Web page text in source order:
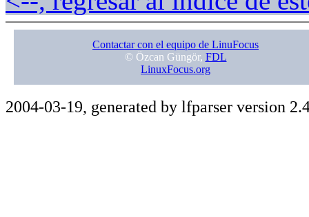
Contactar con el equipo de LinuFocus
© Özcan Güngör, FDL
LinuxFocus.org
2004-03-19, generated by lfparser version